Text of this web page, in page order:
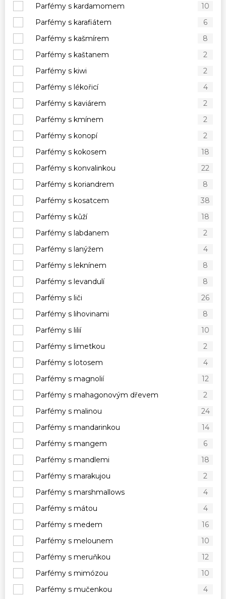
Parfémy s kardamomem
10
Parfémy s karafiátem
6
Parfémy s kašmírem
8
Parfémy s kaštanem
2
Parfémy s kiwi
2
Parfémy s lékořicí
4
Parfémy s kaviárem
2
Parfémy s kmínem
2
Parfémy s konopí
2
Parfémy s kokosem
18
Parfémy s konvalinkou
22
Parfémy s koriandrem
8
Parfémy s kosatcem
38
Parfémy s kůží
18
Parfémy s labdanem
2
Parfémy s lanýžem
4
Parfémy s leknínem
8
Parfémy s levandulí
8
Parfémy s liči
26
Parfémy s lihovinami
8
Parfémy s lilií
10
Parfémy s limetkou
2
Parfémy s lotosem
4
Parfémy s magnolií
12
Parfémy s mahagonovým dřevem
2
Parfémy s malinou
24
Parfémy s mandarinkou
14
Parfémy s mangem
6
Parfémy s mandlemi
18
Parfémy s marakujou
2
Parfémy s marshmallows
4
Parfémy s mátou
4
Parfémy s medem
16
Parfémy s melounem
10
Parfémy s meruňkou
12
Parfémy s mimózou
10
Parfémy s mučenkou
4